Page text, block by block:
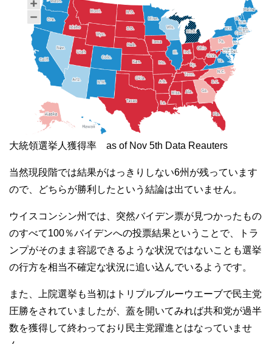
大統領選挙人獲得率 as of Nov 5th Data Reauters
当然現段階では結果がはっきりしない6州が残っています
ので、どちらが勝利したという結論は出ていません。
ウイスコンシン州では、突然バイデン票が見つかったもの
のすべて100％バイデンへの投票結果ということで、トラ
ンプがそのまま容認できるような状況ではないことも選挙
の行方を相当不確定な状況に追い込んでいるようです。
また、上院選挙も当初はトリプルブルーウエーブで民主党
圧勝をされていましたが、蓋を開いてみれば共和党が過半
数を獲得して終わっており民主党躍進とはなっていませ